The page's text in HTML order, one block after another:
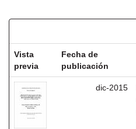
Vista
previa
Fecha de
publicación
dic-2015